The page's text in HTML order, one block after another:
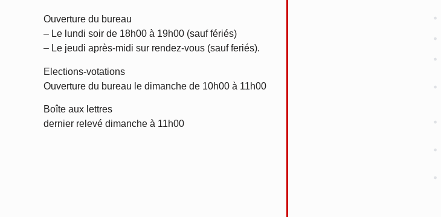
Ouverture du bureau
– Le lundi soir de 18h00 à 19h00 (sauf fériés)
– Le jeudi après-midi sur rendez-vous (sauf feriés).
Elections-votations
Ouverture du bureau le dimanche de 10h00 à 11h00
Boîte aux lettres
dernier relevé dimanche à 11h00